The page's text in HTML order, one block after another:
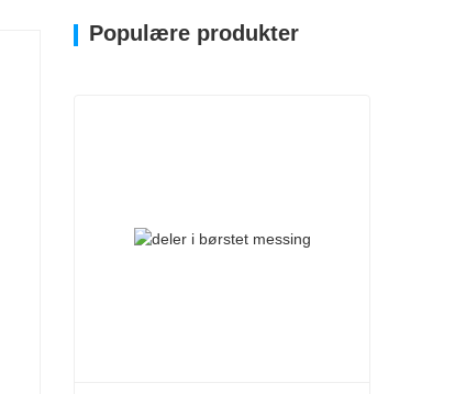
Populære produkter